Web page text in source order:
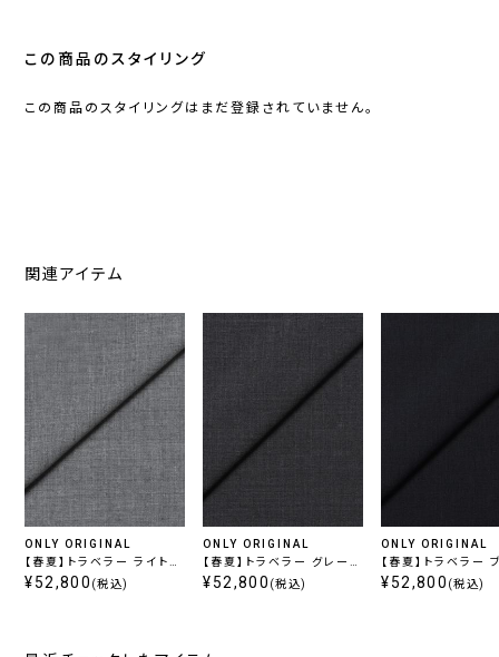
この商品のスタイリング
この商品のスタイリングはまだ登録されていません。
関連アイテム
ONLY ORIGINAL
【春夏】トラベラー ライトグ
レー無地
¥52,800 (税込)
ONLY ORIGINAL
【春夏】トラベラー グレー無
地
¥52,800 (税込)
ONLY ORIGINAL
【春夏】トラベラー ブルーグ
レー無地
¥52,800 (税込)